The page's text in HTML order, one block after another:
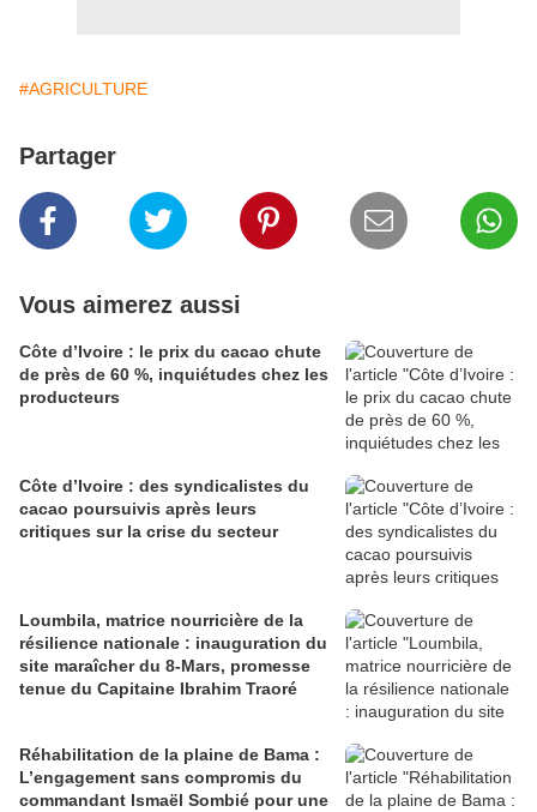
#AGRICULTURE
Partager
Vous aimerez aussi
Côte d’Ivoire : le prix du cacao chute
de près de 60 %, inquiétudes chez les
producteurs
Côte d’Ivoire : des syndicalistes du
cacao poursuivis après leurs
critiques sur la crise du secteur
Loumbila, matrice nourricière de la
résilience nationale : inauguration du
site maraîcher du 8-Mars, promesse
tenue du Capitaine Ibrahim Traoré
Réhabilitation de la plaine de Bama :
L’engagement sans compromis du
commandant Ismaël Sombié pour une